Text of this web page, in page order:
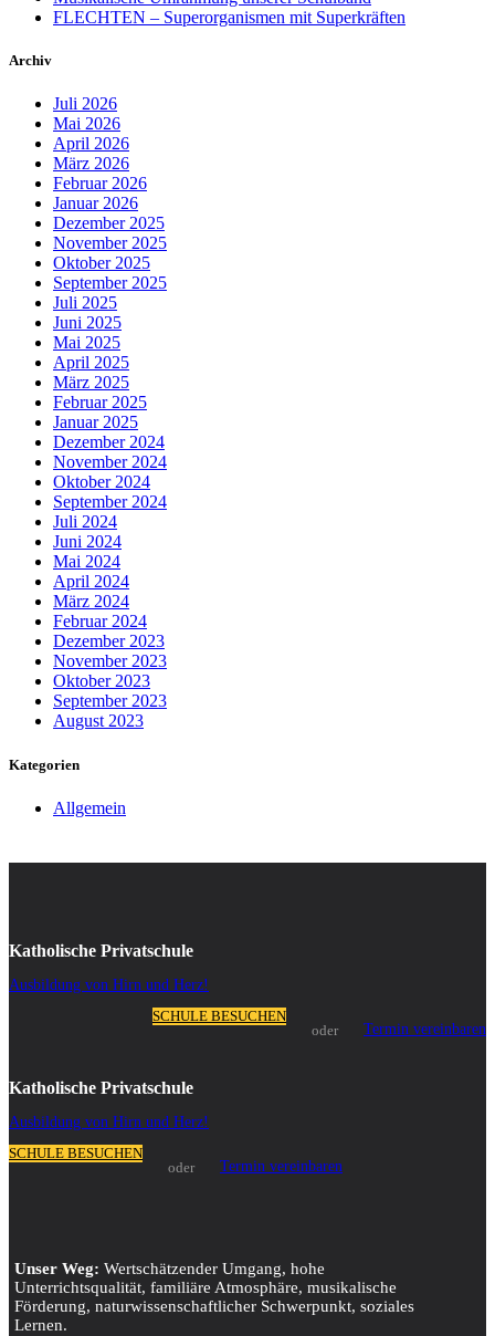
FLECHTEN – Superorganismen mit Superkräften
Archiv
Juli 2026
Mai 2026
April 2026
März 2026
Februar 2026
Januar 2026
Dezember 2025
November 2025
Oktober 2025
September 2025
Juli 2025
Juni 2025
Mai 2025
April 2025
März 2025
Februar 2025
Januar 2025
Dezember 2024
November 2024
Oktober 2024
September 2024
Juli 2024
Juni 2024
Mai 2024
April 2024
März 2024
Februar 2024
Dezember 2023
November 2023
Oktober 2023
September 2023
August 2023
Kategorien
Allgemein
Katholische Privatschule
Ausbildung von Hirn und Herz!
Termin vereinbaren
oder
SCHULE BESUCHEN
Katholische Privatschule
Ausbildung von Hirn und Herz!
SCHULE BESUCHEN
oder
Termin vereinbaren
Unser Weg: Wertschätzender Umgang, hohe
Unterrichtsqualität, familiäre Atmosphäre, musikalische
Förderung, naturwissenschaftlicher Schwerpunkt, soziales
Lernen.